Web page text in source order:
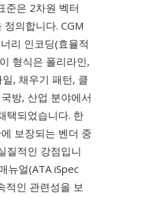
준은 2차원 벡터
의합니다. CGM
리 인코딩(효율적
형식은 폴리라인,
, 채우기 패턴, 클
방, 산업 분야에서
택되었습니다. 한
보장되는 벤더 중
질적인 강점입니
뉴얼(ATA iSpec
적인 관련성을 보